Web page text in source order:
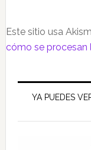
Este sitio usa
cómo se procesan
Barra
lateral
principal
YA PUEDES